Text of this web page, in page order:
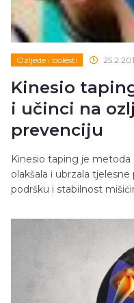
Ozljede i bolesti
Kinesio
i učinci na
prevenciju
Kinesio taping je metoda
olakšala i ubrzala
podršku i stabilnost